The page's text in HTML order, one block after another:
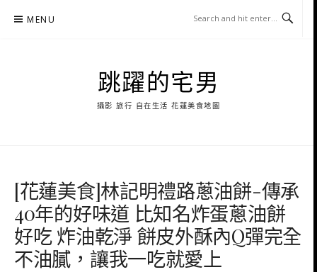
MENU
跳躍的宅男
攝影 旅行 自在生活 花蓮美食地圖
[花蓮美食]林記明禮路蔥油餅-傳承
40年的好味道 比知名炸蛋蔥油餅
好吃 炸油乾淨 餅皮外酥內Q彈完全
不油膩，讓我一吃就愛上